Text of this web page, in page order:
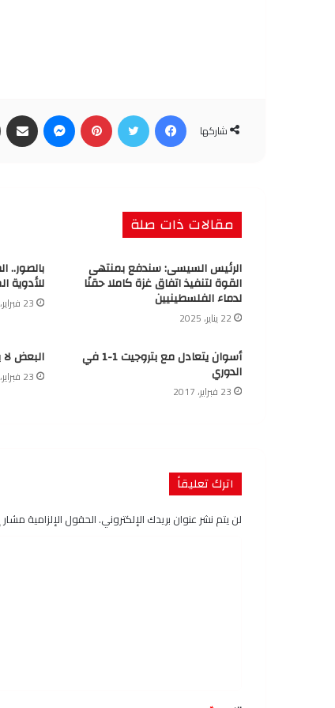
شاركها
فيسبوك تويتر بينتيريست ماسنجر
مقالات ذات صلة
الرئيس السيسى: سندفع بمنتهى
القوة لتنفيذ اتفاق غزة كاملا حقنًا
لدماء الفلسطينيين
22 يناير، 2025
للأدوية
23 فبراير، 2017
أسوان يتعادل مع بتروجيت 1-1 في
الدوري
23 فبراير، 2017
البعض لا
23 فبراير، 2017
اترك تعليقاً
لن يتم نشر عنوان بريدك الإلكتروني.الحقول الإلزامية مشار